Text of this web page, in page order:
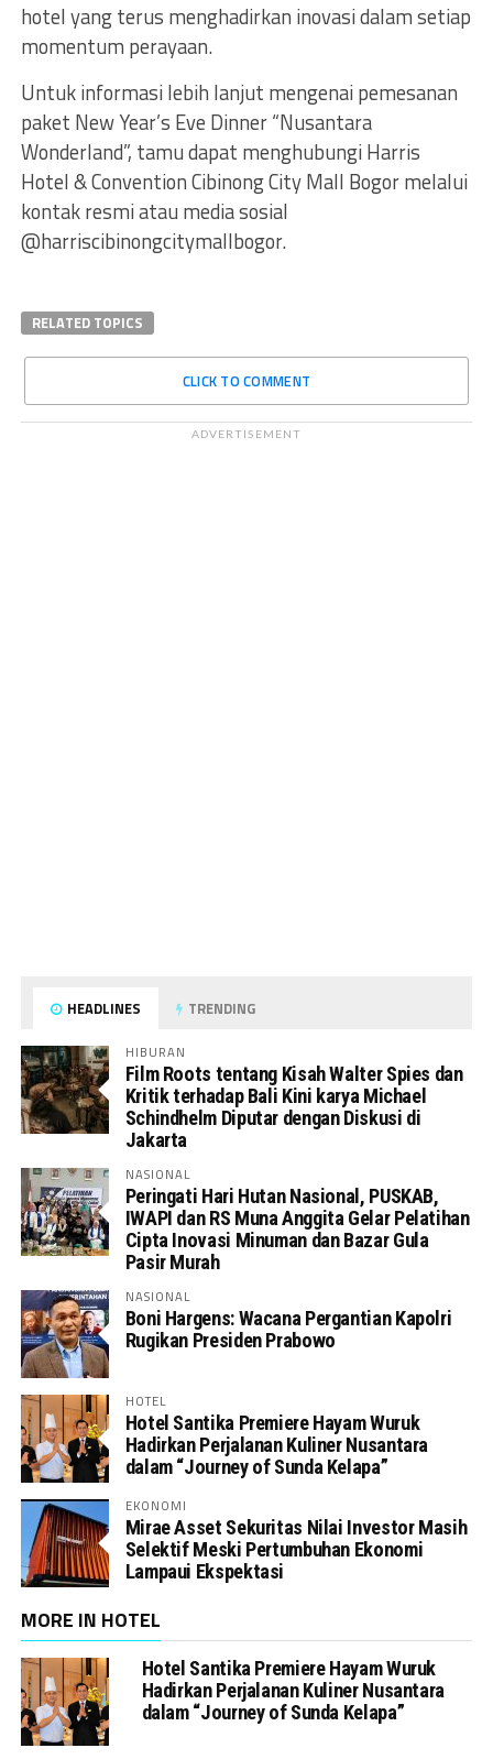
hotel yang terus menghadirkan inovasi dalam setiap
momentum perayaan.
Untuk informasi lebih lanjut mengenai pemesanan
paket New Year’s Eve Dinner “Nusantara
Wonderland”, tamu dapat menghubungi Harris
Hotel & Convention Cibinong City Mall Bogor melalui
kontak resmi atau media sosial
@harriscibinongcitymallbogor.
RELATED TOPICS
CLICK TO COMMENT
ADVERTISEMENT
HEADLINES TRENDING
HIBURAN
Film Roots tentang Kisah Walter Spies dan
Kritik terhadap Bali Kini karya Michael
Schindhelm Diputar dengan Diskusi di
Jakarta
NASIONAL
Peringati Hari Hutan Nasional, PUSKAB,
IWAPI dan RS Muna Anggita Gelar Pelatihan
Cipta Inovasi Minuman dan Bazar Gula
Pasir Murah
NASIONAL
Boni Hargens: Wacana Pergantian Kapolri
Rugikan Presiden Prabowo
HOTEL
Hotel Santika Premiere Hayam Wuruk
Hadirkan Perjalanan Kuliner Nusantara
dalam “Journey of Sunda Kelapa”
EKONOMI
Mirae Asset Sekuritas Nilai Investor Masih
Selektif Meski Pertumbuhan Ekonomi
Lampaui Ekspektasi
MORE IN HOTEL
Hotel Santika Premiere Hayam Wuruk
Hadirkan Perjalanan Kuliner Nusantara
dalam “Journey of Sunda Kelapa”